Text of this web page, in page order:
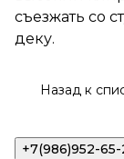
съезжать со
деку.
Назад к
+7(986)952-